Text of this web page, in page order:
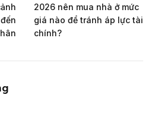
2026 nên mua nhà ở mức
giá nào để tránh áp lực tài
chính?